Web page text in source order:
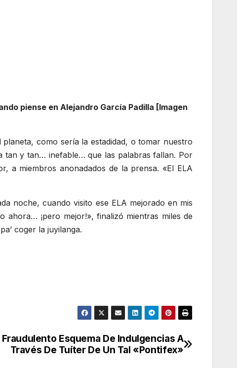
piense en Alejandro García Padilla [Imagen
como sería la estadidad, o tomar nuestro
tan y tan… inefable… que las palabras fallan. Por
a miembros anonadados de la prensa. «El ELA
noche, cuando visito ese ELA mejorado en mis
¡pero mejor!», finalizó mientras miles de
coger la juyilanga.
Esquema De Indulgencias A
Través De Tuíter De Un Tal «Pontifex»